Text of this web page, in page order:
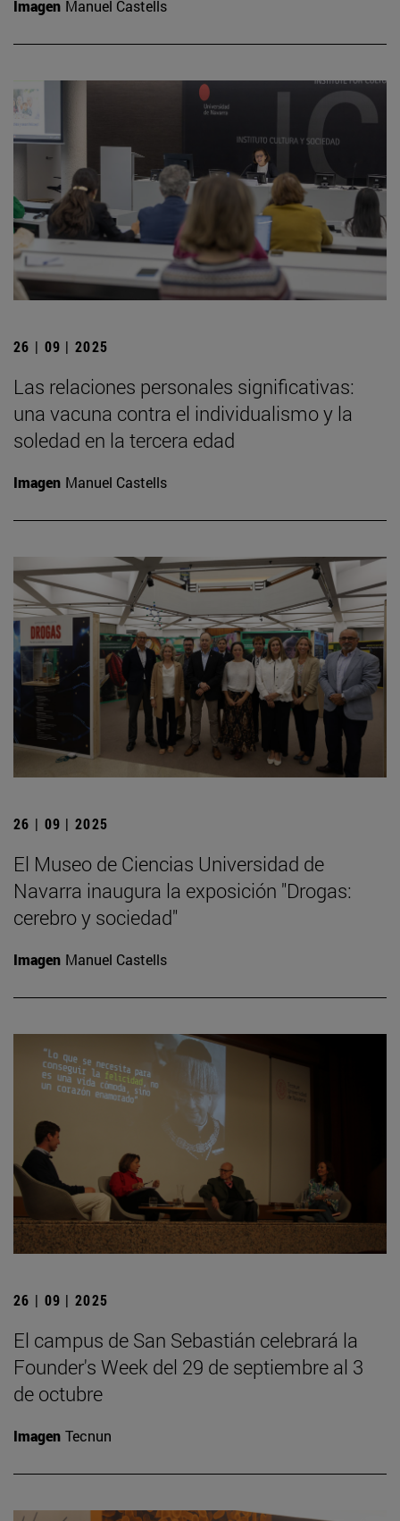
Imagen Manuel Castells
26 | 09 | 2025
Las relaciones personales significativas:
una vacuna contra el individualismo y la
soledad en la tercera edad
Imagen Manuel Castells
26 | 09 | 2025
El Museo de Ciencias Universidad de
Navarra inaugura la exposición "Drogas:
cerebro y sociedad"
Imagen Manuel Castells
26 | 09 | 2025
El campus de San Sebastián celebrará la
Founder's Week del 29 de septiembre al 3
de octubre
Imagen Tecnun